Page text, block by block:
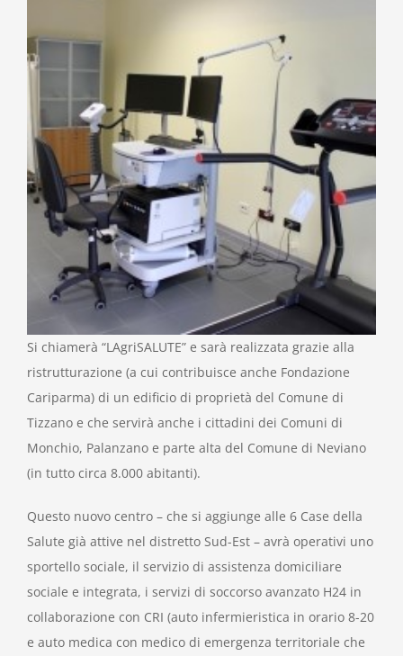
Image
Si chiamerà “LAgriSALUTE” e sarà realizzata grazie alla
ristrutturazione (a cui contribuisce anche Fondazione
Cariparma) di un edificio di proprietà del Comune di
Tizzano e che servirà anche i cittadini dei Comuni di
Monchio, Palanzano e parte alta del Comune di Neviano
(in tutto circa 8.000 abitanti).
Questo nuovo centro – che si aggiunge alle 6 Case della
Salute già attive nel distretto Sud-Est – avrà operativi uno
sportello sociale, il servizio di assistenza domiciliare
sociale e integrata, i servizi di soccorso avanzato H24 in
collaborazione con CRI (auto infermieristica in orario 8-20
e auto medica con medico di emergenza territoriale che